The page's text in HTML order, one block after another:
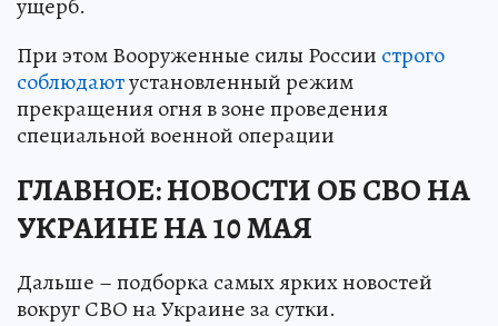
ущерб.
При этом Вооруженные силы России строго
соблюдаютустановленный режим
прекращения огня в зоне проведения
специальной военной операции
ГЛАВНОЕ: НОВОСТИ ОБ СВО НА
УКРАИНЕ НА 10 МАЯ
Дальше – подборка самых ярких новостей
вокруг СВО на Украине за сутки.